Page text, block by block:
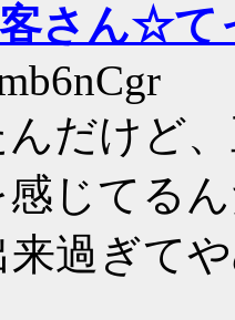
さん☆て
だけど
じてる
過ぎて